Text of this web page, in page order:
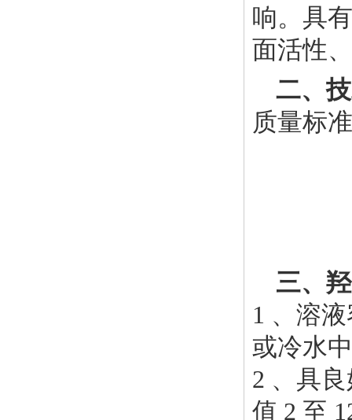
响。具
面活性
二、
质量标
三、
1 、溶
或冷水
2 、具
值 2 至